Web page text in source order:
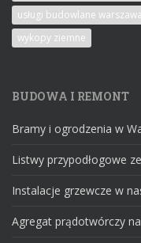
usługi budowlane warszawa
wykopy ziemne
BUDOWA I REMONT
Bramy i ogrodzenia w
Listwy przypodłogowe
Instalacje grzewcze w
Agregat prądotwórczy